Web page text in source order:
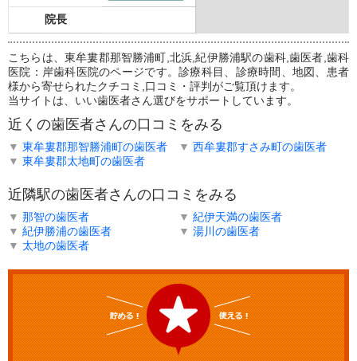
院長
こちらは、東牟婁郡那智勝浦町,北浜,紀伊勝浦駅の歯科,歯医者,歯科
医院：岸歯科医院のページです。診療科目、診療時間、地図、患者
様から寄せられたクチコミ,口コミ・評判がご覧頂けます。
当サイトは、いい歯医者さん選びをサポートしています。
近くの歯医者さんの口コミをみる
▼ 東牟婁郡那智勝浦町の歯医者 ▼ 西牟婁郡すさみ町の歯医者
▼ 東牟婁郡太地町の歯医者
近隣駅の歯医者さんの口コミをみる
▼ 那智の歯医者 ▼ 紀伊天満の歯医者
▼ 紀伊勝浦の歯医者 ▼ 湯川の歯医者
▼ 太地の歯医者